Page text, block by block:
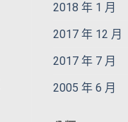
2018 年 1 月
2017 年 12 月
2017 年 7 月
2005 年 6 月